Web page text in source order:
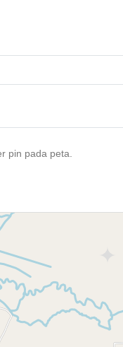
pin pada peta.